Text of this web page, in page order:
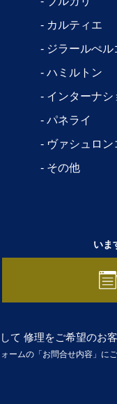
カルティエ
ジラールぺル
ハミルトン
インターナシ
パネライ
ヴァシュロ
その他
いま
て 修理をご希望のお
ームの「お問合せ内容」にご